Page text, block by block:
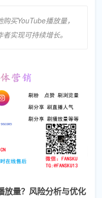
买YouTube播放量，
实现可持续增长。
放量？风险分析与优化